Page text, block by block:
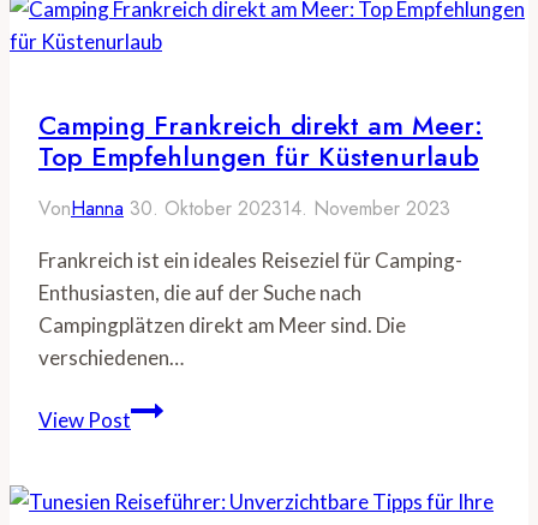
am
Meer:
Plätze
für
unvergessliche
Ferien
Camping Frankreich direkt am Meer:
Top Empfehlungen für Küstenurlaub
VonHanna 30. Oktober 202314. November 2023
Frankreich ist ein ideales Reiseziel für Camping-
Enthusiasten, die auf der Suche nach
Campingplätzen direkt am Meer sind. Die
verschiedenen…
View PostCamping
am